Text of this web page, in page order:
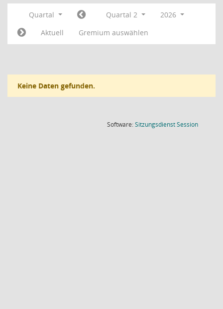
Quartal Quartal 2
2026
Aktuell
Gremium auswählen
Keine Daten gefunden.
Software:SitzungsdienstSession(Wird in